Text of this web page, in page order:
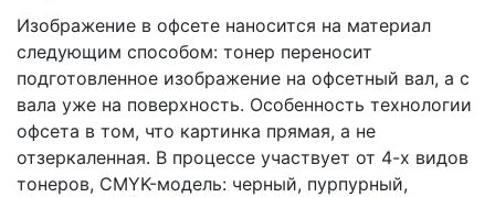
Изображение в офсете наносится на материал
следующим способом: тонер переносит
подготовленное изображение на офсетный вал, а с
вала уже на поверхность. Особенность технологии
офсета в том, что картинка прямая, а не
отзеркаленная. В процессе участвует от 4-х видов
тонеров, CMYK-модель: черный, пурпурный,